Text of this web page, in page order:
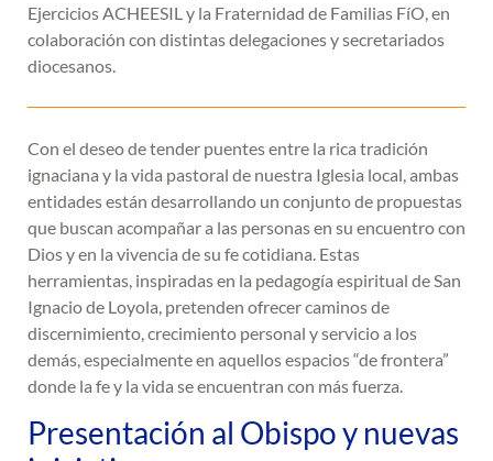
Ejercicios ACHEESIL y la Fraternidad de Familias FíO, en
colaboración con distintas delegaciones y secretariados
diocesanos.
Con el deseo de tender puentes entre la rica tradición
ignaciana y la vida pastoral de nuestra Iglesia local, ambas
entidades están desarrollando un conjunto de propuestas
que buscan acompañar a las personas en su encuentro con
Dios y en la vivencia de su fe cotidiana. Estas
herramientas, inspiradas en la pedagogía espiritual de San
Ignacio de Loyola, pretenden ofrecer caminos de
discernimiento, crecimiento personal y servicio a los
demás, especialmente en aquellos espacios “de frontera”
donde la fe y la vida se encuentran con más fuerza.
Presentación al Obispo y nuevas